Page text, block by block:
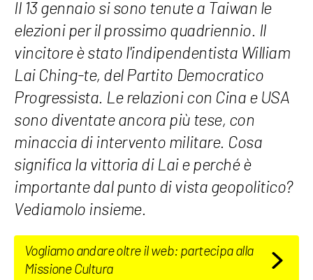
Il 13 gennaio si sono tenute a Taiwan le
elezioni per il prossimo quadriennio. Il
vincitore è stato l'indipendentista William
Lai Ching-te, del Partito Democratico
Progressista. Le relazioni con Cina e USA
sono diventate ancora più tese, con
minaccia di intervento militare. Cosa
significa la vittoria di Lai e perché è
importante dal punto di vista geopolitico?
Vediamolo insieme.
Vogliamo andare oltre il web: partecipa alla
Missione Cultura